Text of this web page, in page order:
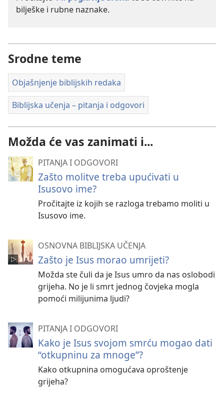
bilješke i rubne naznake.
Srodne teme
Objašnjenje biblijskih redaka
Biblijska učenja – pitanja i odgovori
Možda će vas zanimati i...
PITANJA I ODGOVORI
Zašto molitve treba upućivati u
Isusovo ime?
Pročitajte iz kojih se razloga trebamo moliti u
Isusovo ime.
OSNOVNA BIBLIJSKA UČENJA
Zašto je Isus morao umrijeti?
Možda ste čuli da je Isus umro da nas oslobodi
grijeha. No je li smrt jednog čovjeka mogla
pomoći milijunima ljudi?
PITANJA I ODGOVORI
Kako je Isus svojom smrću mogao dati
“otkupninu za mnoge”?
Kako otkupnina omogućava oproštenje
grijeha?